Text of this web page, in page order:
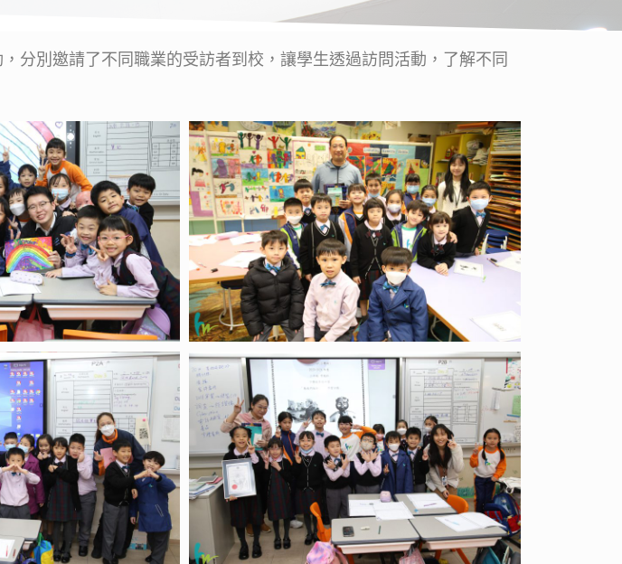
別邀請了不同職業的受訪者到校，讓學生透過訪問活動，了解不同